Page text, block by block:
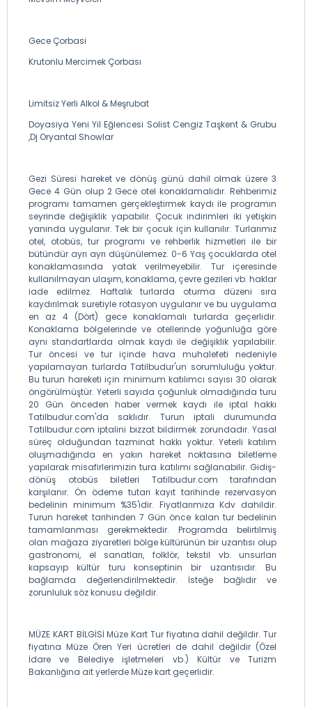
Gece Çorbasi
Krutonlu Mercimek Çorbası
Limitsiz Yerli Alkol & Meşrubat
Doyasiya Yeni Yil Eğlencesi Solist Cengiz Taşkent & Grubu
,Dj Oryantal Showlar
Gezi Süresi hareket ve dönüş günü dahil olmak üzere 3
Gece 4 Gün olup 2 Gece otel konaklamalıdır. Rehberimiz
programı tamamen gerçekleştirmek kaydı ile programın
seyrinde değişiklik yapabilir. Çocuk indirimleri iki yetişkin
yanında uygulanır. Tek bir çocuk için kullanılır. Turlarımız
otel, otobüs, tur programı ve rehberlik hizmetleri ile bir
bütündür ayrı ayrı düşünülemez. 0-6 Yaş çocuklarda otel
konaklamasında yatak verilmeyebilir. Tur içeresinde
kullanılmayan ulaşım, konaklama, çevre gezileri vb. haklar
iade edilmez. Haftalık turlarda oturma düzeni sıra
kaydırılmak suretiyle rotasyon uygulanır ve bu uygulama
en az 4 (Dört) gece konaklamalı turlarda geçerlidir.
Konaklama bölgelerinde ve otellerinde yoğunluğa göre
aynı standartlarda olmak kaydı ile değişiklik yapılabilir.
Tur öncesi ve tur içinde hava muhalefeti nedeniyle
yapılamayan turlarda Tatilbudur'un sorumluluğu yoktur.
Bu turun hareketi için minimum katılımcı sayısı 30 olarak
öngörülmüştür. Yeterli sayıda çoğunluk olmadığında turu
20 Gün önceden haber vermek kaydı ile iptal hakkı
Tatilbudur.com'da saklıdır. Turun iptali durumunda
Tatilbudur.com iptalini bizzat bildirmek zorundadır. Yasal
süreç olduğundan tazminat hakkı yoktur. Yeterli katılım
oluşmadığında en yakın hareket noktasına biletleme
yapılarak misafirlerimizin tura katılımı sağlanabilir. Gidiş-
dönüş otobüs biletleri Tatilbudur.com tarafından
karşılanır. Ön ödeme tutarı kayıt tarihinde rezervasyon
bedelinin minimum %35'idir. Fiyatlarımıza Kdv dahildir.
Turun hareket tarihinden 7 Gün önce kalan tur bedelinin
tamamlanması gerekmektedir. Programda belirtilmiş
olan mağaza ziyaretleri bölge kültürünün bir uzantısı olup
gastronomi, el sanatları, folklör, tekstil vb. unsurları
kapsayıp kültür turu konseptinin bir uzantısıdır. Bu
bağlamda değerlendirilmektedir. İsteğe bağlıdır ve
zorunluluk söz konusu değildir.
MÜZE KART BİLGİSİ Müze Kart Tur fiyatına dahil değildir. Tur
fiyatına Müze Ören Yeri ücretleri de dahil değildir (Özel
İdare ve Belediye işletmeleri vb.) Kültür ve Turizm
Bakanlığına ait yerlerde Müze kart geçerlidir.